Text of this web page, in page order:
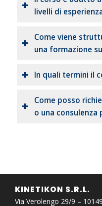
livelli di
Come viene
una formazione
In quali termini il
Come posso
o una consulenza
KINETIKON S.R.L.
Via Verolengo 29/9 –